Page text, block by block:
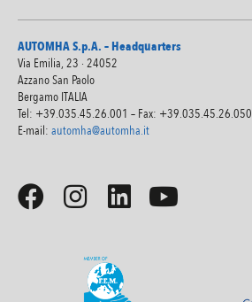
AUTOMHA S.p.A. – Headquarters
Via Emilia, 23 · 24052
Azzano San Paolo
Bergamo ITALIA
Tel: +39.035.45.26.001 – Fax: +39.035.45.26.050
E-mail: automha@automha.it